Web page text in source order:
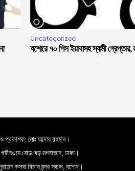
Uncategorized
যশোরে ৭০ পিস ইয়াবাসহ স্বামী গ্রেপ্তার,
প্রকাশক: মোঃ আব্দার রহমান।
রোড,বড় মগবাজার, ঢাকা।
কসবা বিমান বন্দর সড়ক, যশোর।